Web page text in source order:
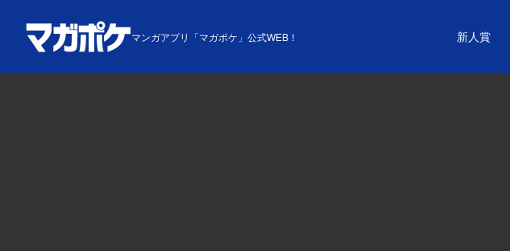
マンガアプリ「マガポケ」公式WEB！ 新人賞